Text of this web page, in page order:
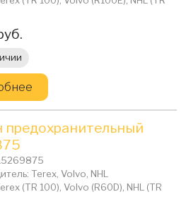
предохранительный
Terex, Volvo, NHL
(TR 100), Volvo (R60D), NHL (TR